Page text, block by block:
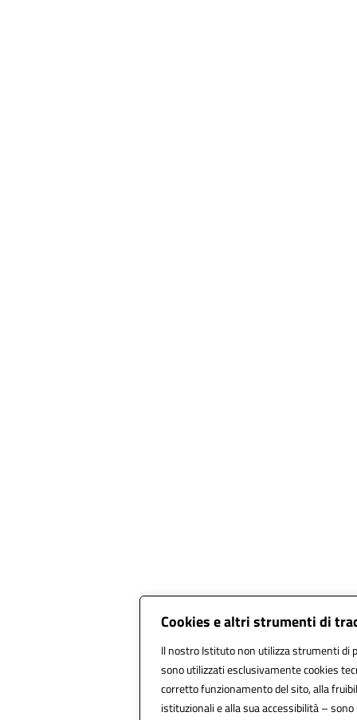
Cookies e altri strumenti di
Il nostro Istituto non utilizza strumenti di
sono utilizzati esclusivamente cookies
corretto funzionamento del sito, alla
istituzionali e alla sua accessibilità –